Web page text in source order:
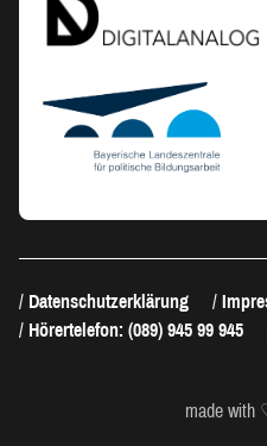
Datenschutzerklärung
Hörertelefon: (089) 945 99 945
made with